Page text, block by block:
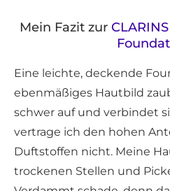
Mein Fazit zur
Eine leichte, deckende
ebenmäßiges Hautbild
schwer auf und verbindet
vertrage ich den hohen
Duftstoffen nicht. Meine
trockenen Stellen und